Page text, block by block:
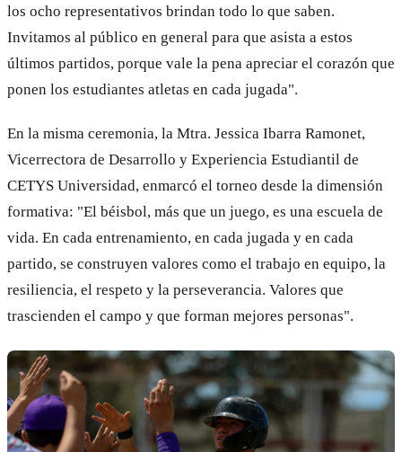
los ocho representativos brindan todo lo que saben.
Invitamos al público en general para que asista a estos
últimos partidos, porque vale la pena apreciar el corazón que
ponen los estudiantes atletas en cada jugada".
En la misma ceremonia, la Mtra. Jessica Ibarra Ramonet,
Vicerrectora de Desarrollo y Experiencia Estudiantil de
CETYS Universidad, enmarcó el torneo desde la dimensión
formativa: "El béisbol, más que un juego, es una escuela de
vida. En cada entrenamiento, en cada jugada y en cada
partido, se construyen valores como el trabajo en equipo, la
resiliencia, el respeto y la perseverancia. Valores que
trascienden el campo y que forman mejores personas".